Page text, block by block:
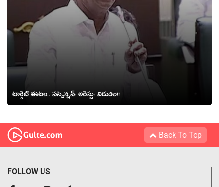
టార్గెట్ ఈట‌ల‌.. స‌స్పెన్ష‌న్‌- అరెస్టు- విడుద‌ల‌!!
Back To Top
FOLLOW US